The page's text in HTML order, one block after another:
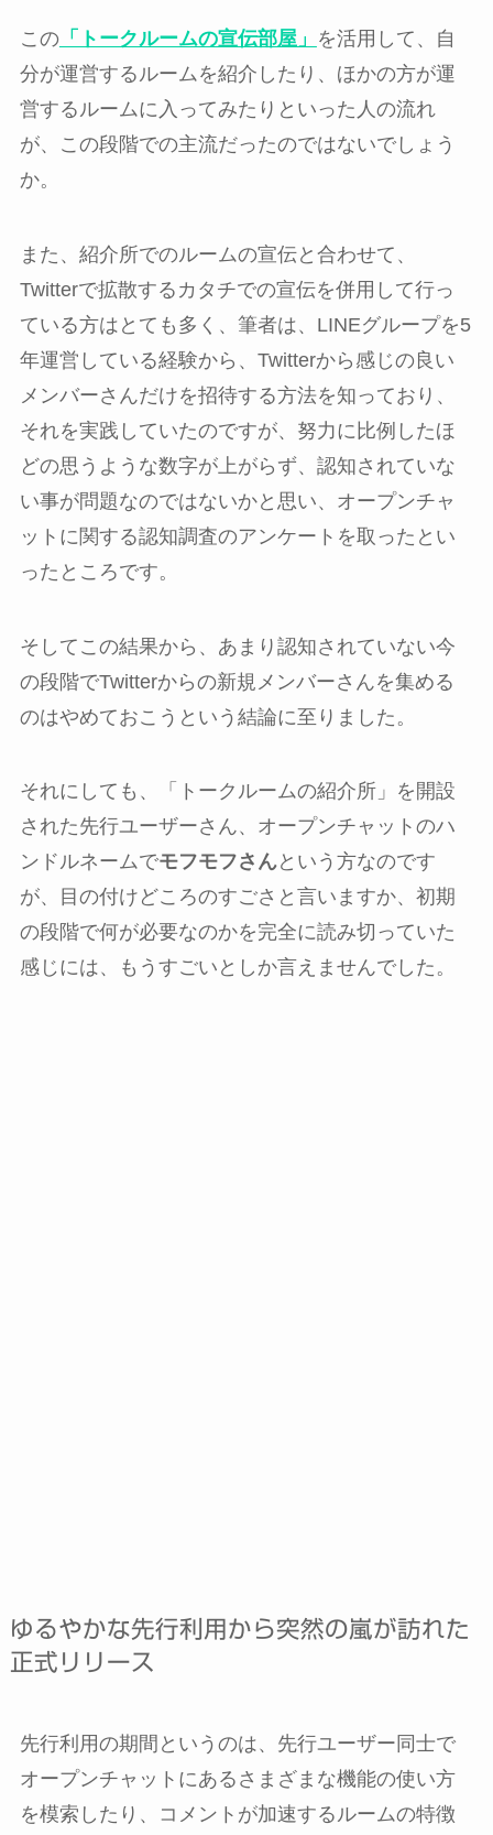
この「トークルームの宣伝部屋」 を活用して、自
分が運営するルームを紹介したり、ほかの方が運
営するルームに入ってみたりといった人の流れ
が、この段階での主流だったのではないでしょう
か。
また、紹介所でのルームの宣伝と合わせて、
Twitterで拡散するカタチでの宣伝を併用して行っ
ている方はとても多く、筆者は、LINEグループを5
年運営している経験から、Twitterから感じの良い
メンバーさんだけを招待する方法を知っており、
それを実践していたのですが、努力に比例したほ
どの思うような数字が上がらず、認知されていな
い事が問題なのではないかと思い、オープンチャ
ットに関する認知調査のアンケートを取ったとい
ったところです。
そしてこの結果から、あまり認知されていない今
の段階でTwitterからの新規メンバーさんを集める
のはやめておこうという結論に至りました。
それにしても、「トークルームの紹介所」を開設
された先行ユーザーさん、オープンチャットのハ
ンドルネームでモフモフさんという方なのです
が、目の付けどころのすごさと言いますか、初期
の段階で何が必要なのかを完全に読み切っていた
感じには、もうすごいとしか言えませんでした。
ゆるやかな先行利用から突然の嵐が訪れた
正式リリース
先行利用の期間というのは、先行ユーザー同士で
オープンチャットにあるさまざまな機能の使い方
を模索したり、コメントが加速するルームの特徴